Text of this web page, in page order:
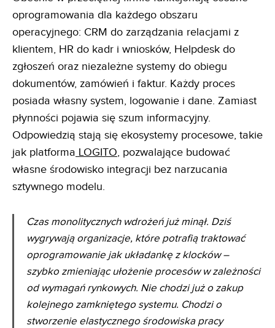
oprogramowania dla każdego obszaru
operacyjnego: CRM do zarządzania relacjami z
klientem, HR do kadr i wniosków, Helpdesk do
zgłoszeń oraz niezależne systemy do obiegu
dokumentów, zamówień i faktur. Każdy proces
posiada własny system, logowanie i dane. Zamiast
płynności pojawia się szum informacyjny.
Odpowiedzią stają się ekosystemy procesowe, takie
jak platforma LOGITO, pozwalające budować
własne środowisko integracji bez narzucania
sztywnego modelu.
Czas monolitycznych wdrożeń już minął. Dziś
wygrywają organizacje, które potrafią traktować
oprogramowanie jak układankę z klocków –
szybko zmieniając ułożenie procesów w zależności
od wymagań rynkowych. Nie chodzi już o zakup
kolejnego zamkniętego systemu. Chodzi o
stworzenie elastycznego środowiska pracy